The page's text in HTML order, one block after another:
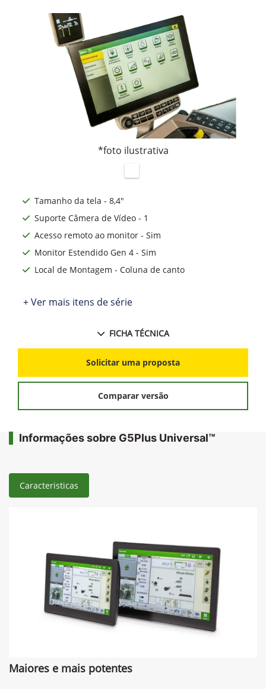
*foto ilustrativa
Tamanho da tela - 8,4"
Suporte Câmera de Vídeo - 1
Acesso remoto ao monitor - Sim
Monitor Estendido Gen 4 - Sim
Local de Montagem - Coluna de canto
+ Ver mais itens de série
FICHA TÉCNICA
Solicitar uma proposta
Comparar versão
Informações sobre G5Plus Universal™
Caracteristicas
Maiores e mais potentes